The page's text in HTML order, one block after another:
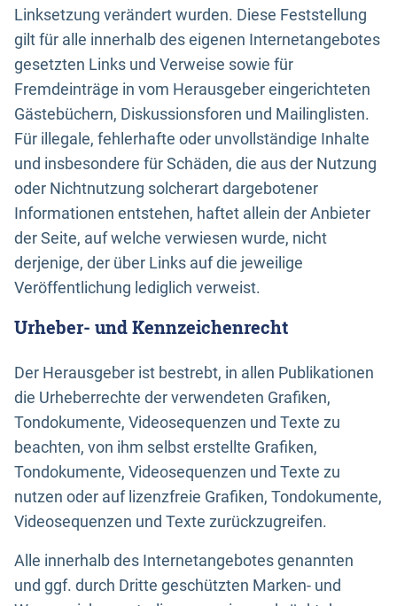
Linksetzung verändert wurden. Diese Feststellung
gilt für alle innerhalb des eigenen Internetangebotes
gesetzten Links und Verweise sowie für
Fremdeinträge in vom Herausgeber eingerichteten
Gästebüchern, Diskussionsforen und Mailinglisten.
Für illegale, fehlerhafte oder unvollständige Inhalte
und insbesondere für Schäden, die aus der Nutzung
oder Nichtnutzung solcherart dargebotener
Informationen entstehen, haftet allein der Anbieter
der Seite, auf welche verwiesen wurde, nicht
derjenige, der über Links auf die jeweilige
Veröffentlichung lediglich verweist.
Urheber- und Kennzeichenrecht
Der Herausgeber ist bestrebt, in allen Publikationen
die Urheberrechte der verwendeten Grafiken,
Tondokumente, Videosequenzen und Texte zu
beachten, von ihm selbst erstellte Grafiken,
Tondokumente, Videosequenzen und Texte zu
nutzen oder auf lizenzfreie Grafiken, Tondokumente,
Videosequenzen und Texte zurückzugreifen.
Alle innerhalb des Internetangebotes genannten
und ggf. durch Dritte geschützten Marken- und